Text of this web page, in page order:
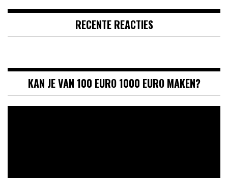
RECENTE REACTIES
KAN JE VAN 100 EURO 1000 EURO MAKEN?